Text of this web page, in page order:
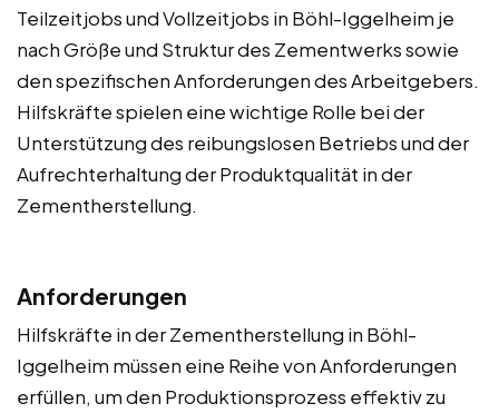
Teilzeitjobs und Vollzeitjobs in Böhl-Iggelheim je
nach Größe und Struktur des Zementwerks sowie
den spezifischen Anforderungen des Arbeitgebers.
Hilfskräfte spielen eine wichtige Rolle bei der
Unterstützung des reibungslosen Betriebs und der
Aufrechterhaltung der Produktqualität in der
Zementherstellung.
Anforderungen
Hilfskräfte in der Zementherstellung in Böhl-
Iggelheim müssen eine Reihe von Anforderungen
erfüllen, um den Produktionsprozess effektiv zu